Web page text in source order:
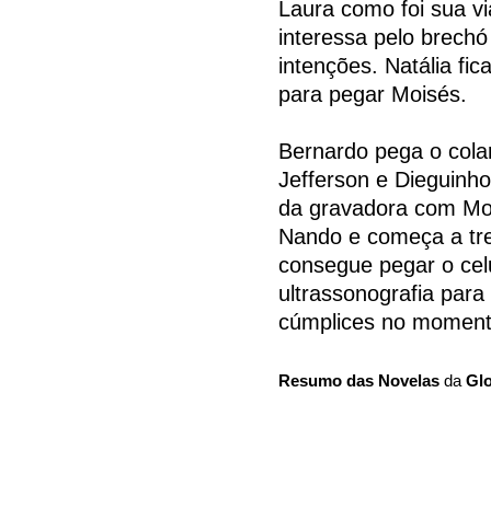
Laura como foi sua
interessa pelo
intenções. Natália
para pegar Moisés.
Bernardo pega o
Jefferson e
da gravadora com
Nando e começa a
consegue pegar o
ultrassonografia
cúmplices no
Resumo das Novelas da